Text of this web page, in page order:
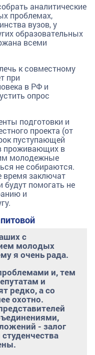
аналитические
проблемах,
вузов, у
образовательных
всеми
к совместному
при
в РФ и
опрос
подготовки и
проекта (от
пуступающей
проживающих в
молодежные
не собираются.
время заключат
будут помогать не
и
с
молодых
я очень рада.
и, тем
и
редко, а со
охотно.
- залог